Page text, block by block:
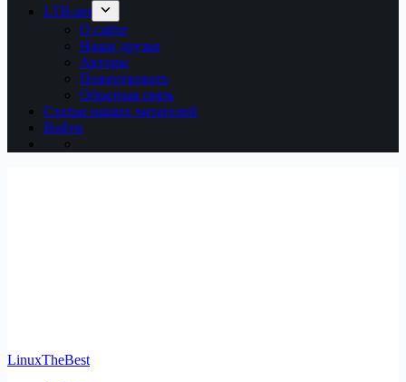
LTB.net
О сайте
Наши друзья
Авторы
Пожертвовать
Обратная связь
Статьи наших читателей
Войти
LinuxTheBest